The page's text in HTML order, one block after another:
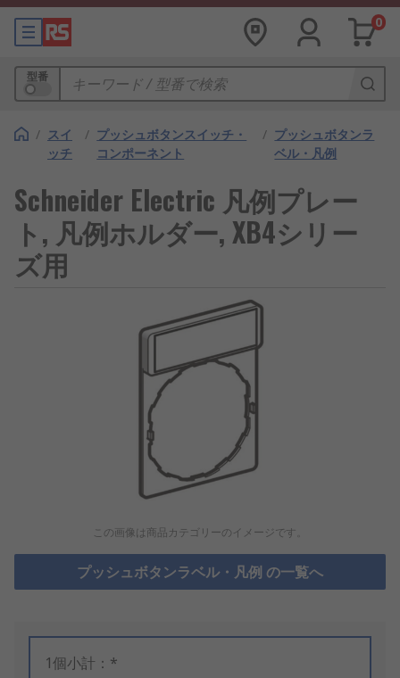
0
型番
/ スイ
ッチ
/ プッシュボタンスイッチ・
コンポーネント
/ プッシュボタンラ
ベル・凡例
Schneider Electric 凡例プレー
ト, 凡例ホルダー, XB4シリー
ズ用
この画像は商品カテゴリーのイメージです。
プッシュボタンラベル・凡例 の一覧へ
1個小計：*